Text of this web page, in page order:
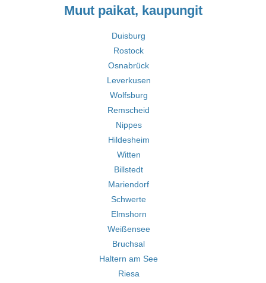
Muut paikat, kaupungit
Duisburg
Rostock
Osnabrück
Leverkusen
Wolfsburg
Remscheid
Nippes
Hildesheim
Witten
Billstedt
Mariendorf
Schwerte
Elmshorn
Weißensee
Bruchsal
Haltern am See
Riesa